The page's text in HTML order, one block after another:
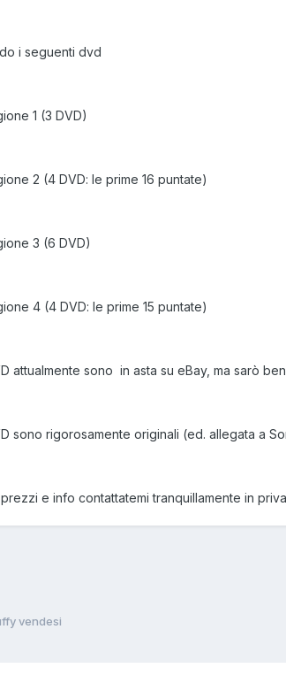
i seguenti dvd
1 (3 DVD)
2 (4 DVD: le prime 16 puntate)
3 (6 DVD)
4 (4 DVD: le prime 15 puntate)
attualmente sono in asta su eBay, ma sarò
sono rigorosamente originali (ed. allegata a
e info contattatemi tranquillamente in
vendesi